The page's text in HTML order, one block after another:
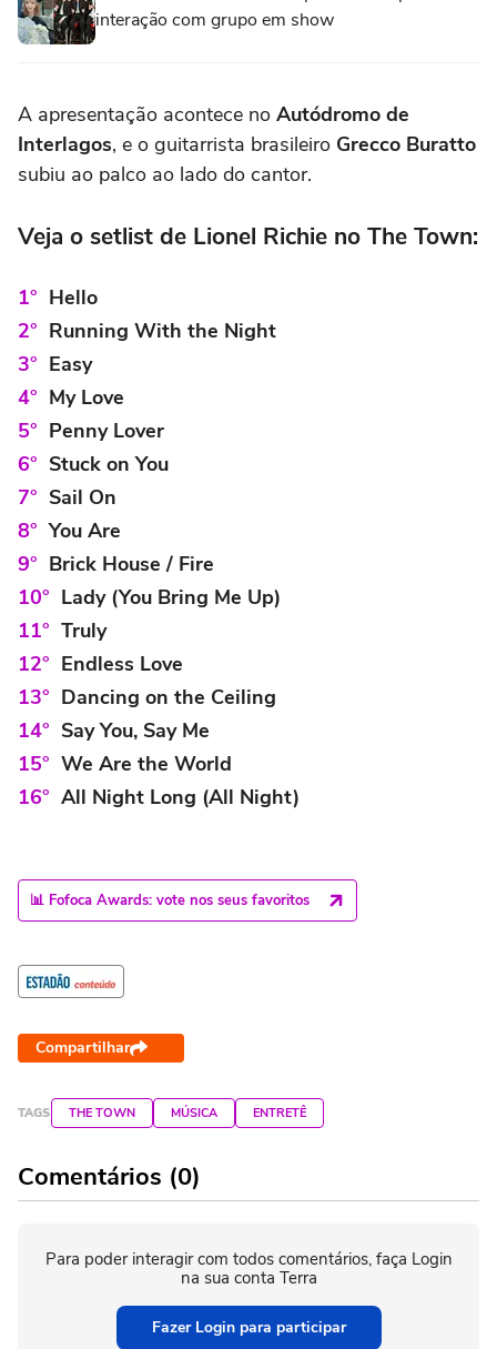
interação com grupo em show
A apresentação acontece no Autódromo de
Interlagos, e o guitarrista brasileiro Grecco Buratto
subiu ao palco ao lado do cantor.
Veja o setlist de Lionel Richie no The Town:
Hello
Running With the Night
Easy
My Love
Penny Lover
Stuck on You
Sail On
You Are
Brick House / Fire
Lady (You Bring Me Up)
Truly
Endless Love
Dancing on the Ceiling
Say You, Say Me
We Are the World
All Night Long (All Night)
📊 Fofoca Awards: vote nos seus favoritos
Compartilhar
TAGS THE TOWN MÚSICA ENTRETÊ
Comentários (0)
Para poder interagir com todos comentários, faça Login
na sua conta Terra
Fazer Login para participar